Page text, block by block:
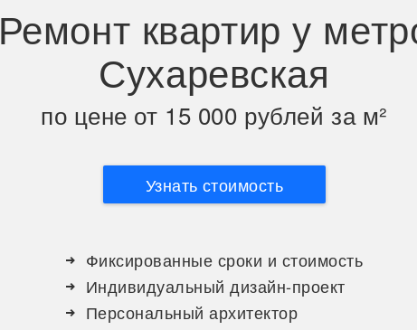
Ремонт квартир у
Сухаревская
по цене от 15 000 рублей за м²
Узнать стоимость
Фиксированные сроки и стоимость
Индивидуальный дизайн-проект
Персональный архитектор